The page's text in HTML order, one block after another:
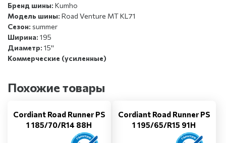
Бренд шины: Kumho
Модель шины: Road Venture MT KL71
Сезон: summer
Ширина: 195
Диаметр: 15''
Коммерческие (усиленные)
Похожие товары
Cordiant Road Runner PS
1 185/70/R14 88H
Cordiant Road Runner PS
1 195/65/R15 91H